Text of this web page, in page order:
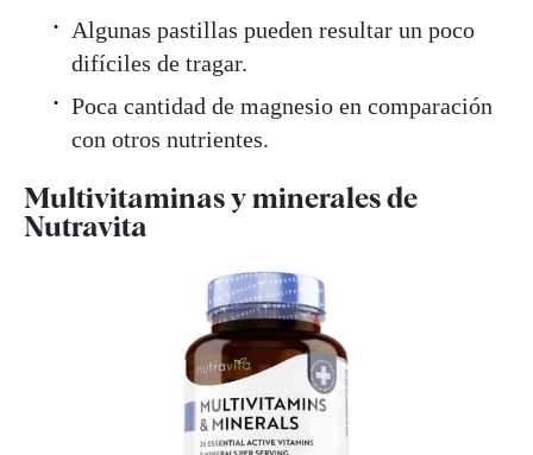
Algunas pastillas pueden resultar un poco
difíciles de tragar.
Poca cantidad de magnesio en comparación
con otros nutrientes.
Multivitaminas y minerales de
Nutravita